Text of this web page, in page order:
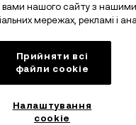
вами нашого сайту з нашими
мережах, рекламі і
Прийняти всі
файли сookie
Налаштування
cookie